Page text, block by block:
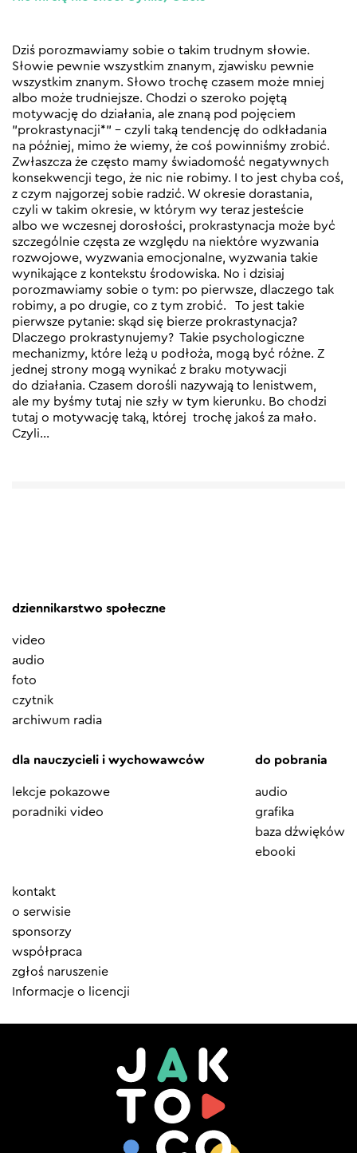
Dziś porozmawiamy sobie o takim trudnym słowie.
Słowie pewnie wszystkim znanym, zjawisku pewnie
wszystkim znanym. Słowo trochę czasem może mniej
albo może trudniejsze. Chodzi o szeroko pojętą
motywację do działania, ale znaną pod pojęciem
”prokrastynacji*” – czyli taką tendencję do odkładania
na później, mimo że wiemy, że coś powinniśmy zrobić.
Zwłaszcza że często mamy świadomość negatywnych
konsekwencji tego, że nic nie robimy. I to jest chyba coś,
z czym najgorzej sobie radzić. W okresie dorastania,
czyli w takim okresie, w którym wy teraz jesteście
albo we wczesnej dorosłości, prokrastynacja może być
szczególnie częsta ze względu na niektóre wyzwania
rozwojowe, wyzwania emocjonalne, wyzwania takie
wynikające z kontekstu środowiska. No i dzisiaj
porozmawiamy sobie o tym: po pierwsze, dlaczego tak
robimy, a po drugie, co z tym zrobić. To jest takie
pierwsze pytanie: skąd się bierze prokrastynacja?
Dlaczego prokrastynujemy? Takie psychologiczne
mechanizmy, które leżą u podłoża, mogą być różne. Z
jednej strony mogą wynikać z braku motywacji
do działania. Czasem dorośli nazywają to lenistwem,
ale my byśmy tutaj nie szły w tym kierunku. Bo chodzi
tutaj o motywację taką, której trochę jakoś za mało.
Czyli…
dziennikarstwo społeczne
video
audio
foto
czytnik
archiwum radia
dla nauczycieli i wychowawców
lekcje pokazowe
poradniki video
do pobrania
audio
grafika
baza dźwięków
ebooki
Element
menu
kontakt
o serwisie
sponsorzy
współpraca
zgłoś naruszenie
Informacje o licencji